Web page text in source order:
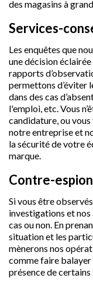
des magasins à
Services-
Les enquêtes que
une décision
rapports
permettons d’éviter
dans des cas
l'emploi, etc. Vous
candidature, ou
notre entreprise et
la sécurité de votre
marque.
Contre-
Si vous être
investigations et nos
cas ou non. En
situation et les
mènerons nos
comme faire
présence de certains